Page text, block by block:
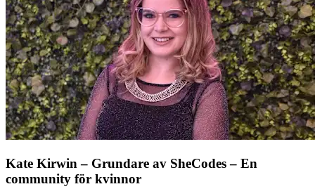
Kate Kirwin – Grundare av SheCodes – En
community för kvinnor